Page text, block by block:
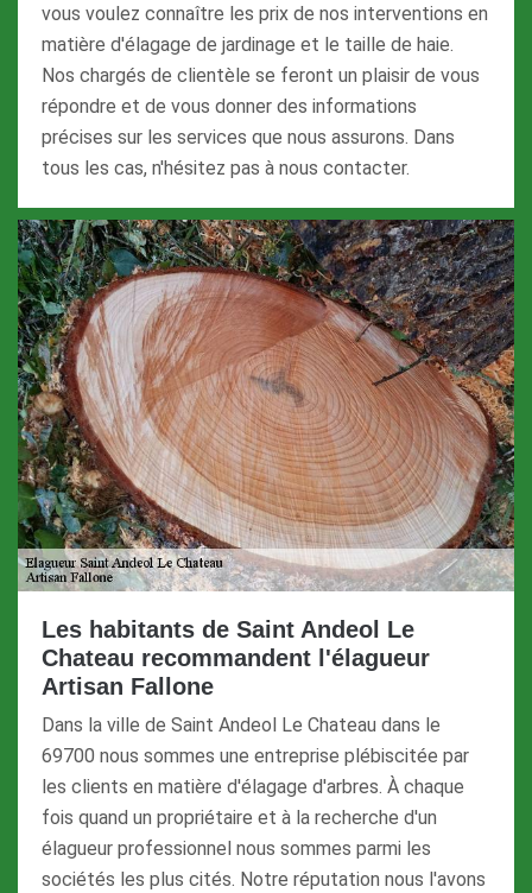
vous voulez connaître les prix de nos interventions en
matière d'élagage de jardinage et le taille de haie.
Nos chargés de clientèle se feront un plaisir de vous
répondre et de vous donner des informations
précises sur les services que nous assurons. Dans
tous les cas, n'hésitez pas à nous contacter.
Les habitants de Saint Andeol Le
Chateau recommandent l'élagueur
Artisan Fallone
Dans la ville de Saint Andeol Le Chateau dans le
69700 nous sommes une entreprise plébiscitée par
les clients en matière d'élagage d'arbres. À chaque
fois quand un propriétaire et à la recherche d'un
élagueur professionnel nous sommes parmi les
sociétés les plus cités. Notre réputation nous l'avons